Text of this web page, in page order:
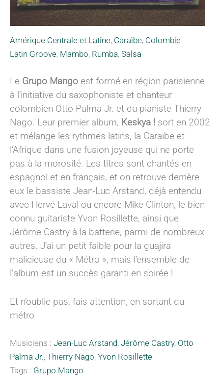
Amérique Centrale et Latine, Caraïbe, Colombie
Latin Groove, Mambo, Rumba, Salsa
Le Grupo Mango est formé en région parisienne
à l’initiative du saxophoniste et chanteur
colombien Otto Palma Jr. et du pianiste Thierry
Nago. Leur premier album, Keskya ! sort en 2002
et mélange les rythmes latins, la Caraïbe et
l’Afrique dans une fusion joyeuse qui ne porte
pas à la morosité. Les titres sont chantés en
espagnol et en français, et on retrouve derrière
eux le bassiste Jean-Luc Arstand, déjà entendu
avec Hervé Laval ou encore Mike Clinton, le bien
connu guitariste Yvon Rosillette, ainsi que
Jérôme Castry à la batterie, parmi de nombreux
autres. J’ai un petit faible pour la guajira
malicieuse du « Métro », mais l’ensemble de
l’album est un succès garanti en soirée !
Et n’oublie pas, fais attention, en sortant du
métro
Musiciens : Jean-Luc Arstand, Jérôme Castry, Otto
Palma Jr., Thierry Nago, Yvon Rosillette
Tags : Grupo Mango